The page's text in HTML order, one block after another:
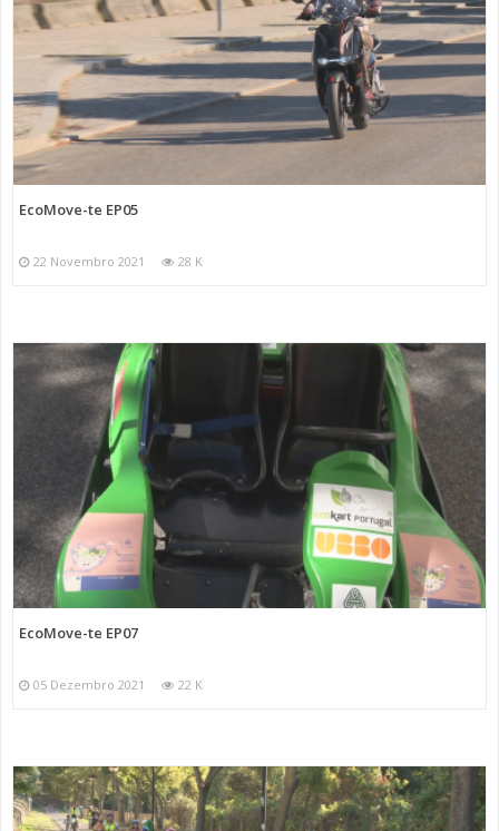
EcoMove-te EP05
22 Novembro 2021 28 K
EcoMove-te EP07
05 Dezembro 2021 22 K